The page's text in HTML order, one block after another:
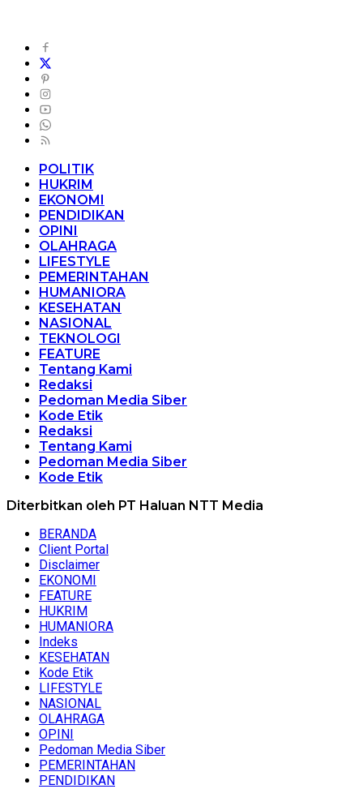
POLITIK
HUKRIM
EKONOMI
PENDIDIKAN
OPINI
OLAHRAGA
LIFESTYLE
PEMERINTAHAN
HUMANIORA
KESEHATAN
NASIONAL
TEKNOLOGI
FEATURE
Tentang Kami
Redaksi
Pedoman Media Siber
Kode Etik
Redaksi
Tentang Kami
Pedoman Media Siber
Kode Etik
Diterbitkan oleh PT Haluan NTT Media
BERANDA
Client Portal
Disclaimer
EKONOMI
FEATURE
HUKRIM
HUMANIORA
Indeks
KESEHATAN
Kode Etik
LIFESTYLE
NASIONAL
OLAHRAGA
OPINI
Pedoman Media Siber
PEMERINTAHAN
PENDIDIKAN